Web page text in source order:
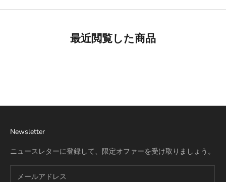
最近閲覧した商品
Newsletter
ニュースレターに登録して、限定オファーを受け取りましょう。